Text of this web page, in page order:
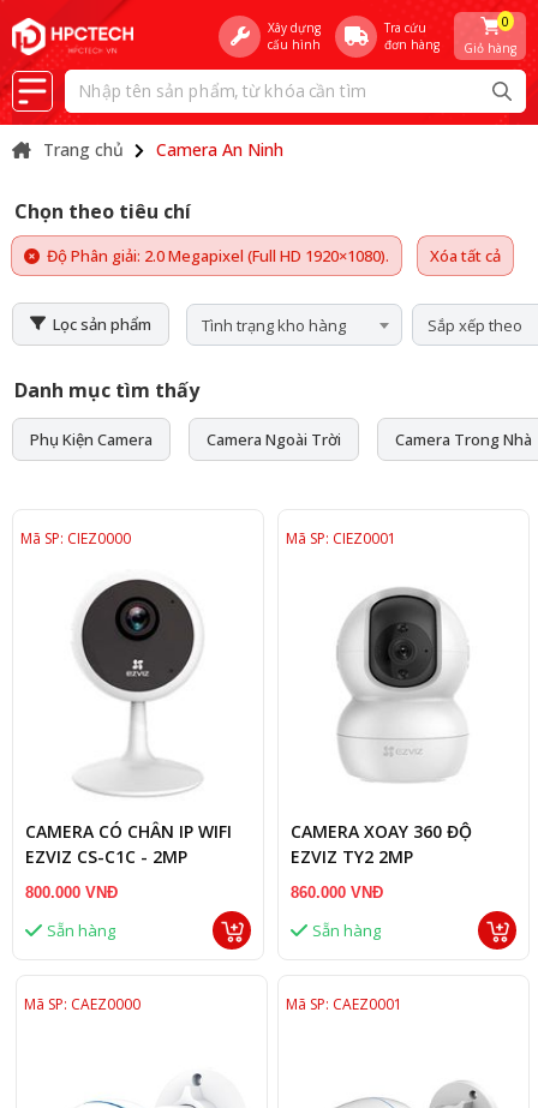
Xây dựng
cấu hình
Tra cứu
đơn hàng
Giỏ hàng
0
Trang chủ Camera An Ninh
Chọn theo tiêu chí
Độ Phân giải: 2.0 Megapixel (Full HD 1920×1080). Xóa tất cả
Lọc sản phẩm Tình trạng kho hàng Sắp xếp theo
Danh mục tìm thấy
Phụ Kiện Camera Camera Ngoài Trời Camera Trong Nhà
Mã SP: CIEZ0000
CAMERA CÓ CHÂN IP WIFI
EZVIZ CS-C1C - 2MP
800.000 VNĐ
Sẵn hàng
Mã SP: CIEZ0001
CAMERA XOAY 360 ĐỘ
EZVIZ TY2 2MP
860.000 VNĐ
Sẵn hàng
Mã SP: CAEZ0000 Mã SP: CAEZ0001